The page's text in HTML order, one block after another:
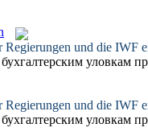
und die IWF
уловкам
und die IWF
уловкам